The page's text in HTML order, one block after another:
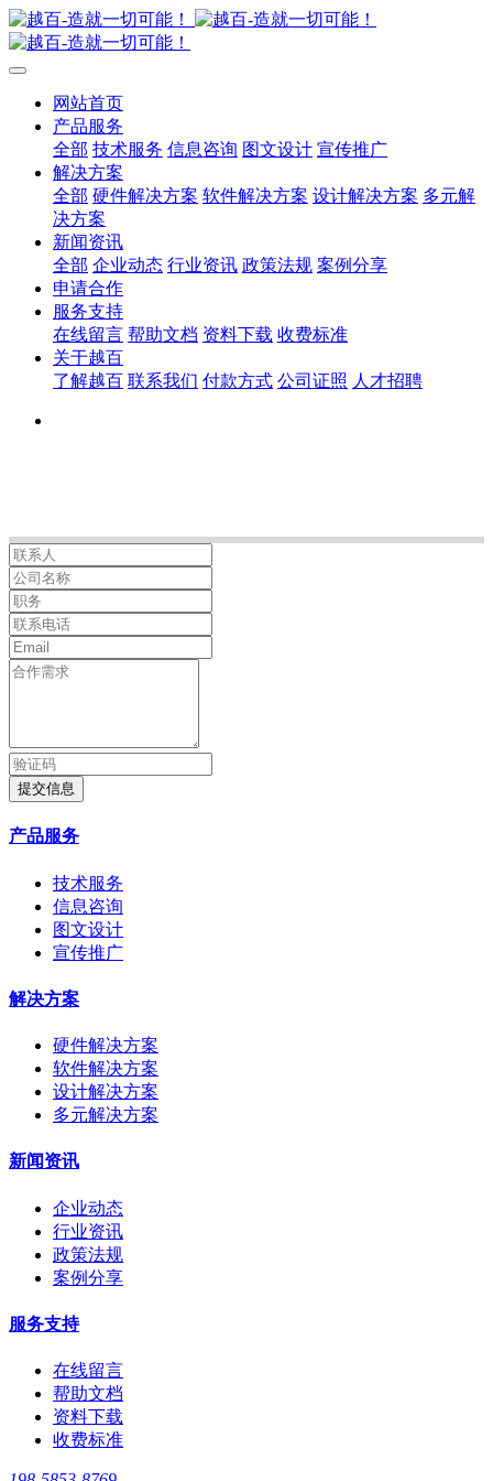
网站首页
产品服务
全部 技术服务 信息咨询 图文设计 宣传推广
解决方案
全部 硬件解决方案 软件解决方案 设计解决方案 多元解
决方案
新闻资讯
全部 企业动态 行业资讯 政策法规 案例分享
申请合作
服务支持
在线留言 帮助文档 资料下载 收费标准
关于越百
了解越百 联系我们 付款方式 公司证照 人才招聘
提交信息
产品服务
技术服务
信息咨询
图文设计
宣传推广
解决方案
硬件解决方案
软件解决方案
设计解决方案
多元解决方案
新闻资讯
企业动态
行业资讯
政策法规
案例分享
服务支持
在线留言
帮助文档
资料下载
收费标准